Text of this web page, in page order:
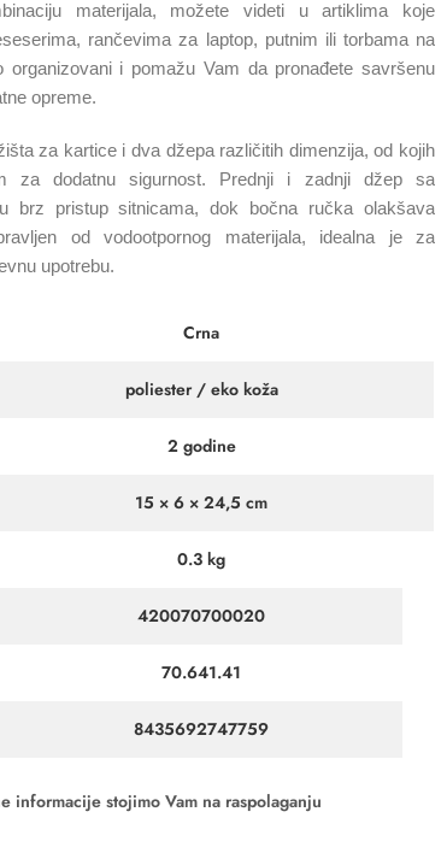
materijala, možete videti u artiklima koje
rančevima za laptop, putnim ili torbama na
i pomažu Vam da pronađete savršenu
opreme.
za kartice i dva džepa različitih dimenzija, od kojih
za dodatnu sigurnost. Prednji i zadnji džep sa
brz pristup sitnicama, dok bočna ručka olakšava
od vodootpornog materijala, idealna je za
upotrebu.
Crna
poliester / eko koža
2 godine
15 × 6 × 24,5 cm
0.3 kg
420070700020
70.641.41
8435692747759
informacije stojimo Vam na raspolaganju